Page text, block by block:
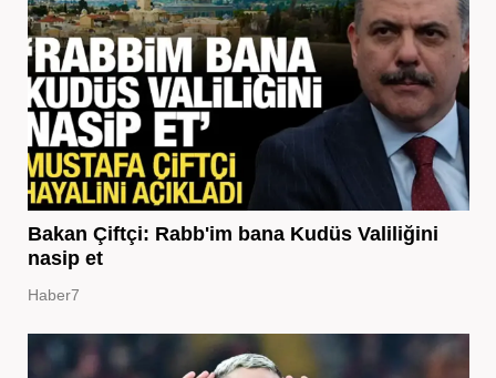
Bakan Çiftçi: Rabb'im bana Kudüs Valiliğini
nasip et
Haber7